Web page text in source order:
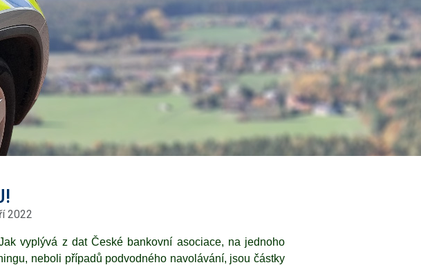
2022
vyplývá z dat České bankovní asociace, na jednoho
neboli případů podvodného navolávání, jsou částky